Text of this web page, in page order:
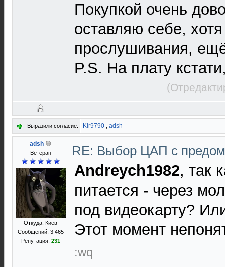
Покупкой очень
оставляю себе,
прослушивания,
P.S. На плату
Выразили согласие: Kir9790 , adsh
adsh
Ветеран
Откуда: Киев
Сообщений: 3 465
Репутация: 231
RE: Выбор ЦАП с
Andreych1982, так
питается - через
под видеокарту?
Этот момент
:wq